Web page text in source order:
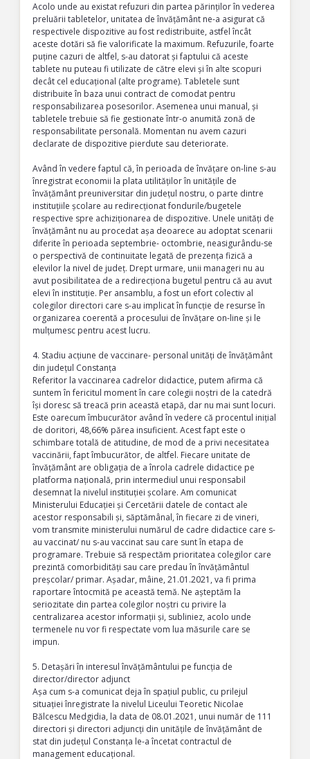
Acolo unde au existat refuzuri din partea părinților în vederea
preluării tabletelor, unitatea de învățământ ne-a asigurat că
respectivele dispozitive au fost redistribuite, astfel încât
aceste dotări să fie valorificate la maximum. Refuzurile, foarte
puține cazuri de altfel, s-au datorat și faptului că aceste
tablete nu puteau fi utilizate de către elevi și în alte scopuri
decât cel educațional (alte programe). Tabletele sunt
distribuite în baza unui contract de comodat pentru
responsabilizarea posesorilor. Asemenea unui manual, și
tabletele trebuie să fie gestionate într-o anumită zonă de
responsabilitate personală. Momentan nu avem cazuri
declarate de dispozitive pierdute sau deteriorate.
Având în vedere faptul că, în perioada de învățare on-line s-au
înregistrat economii la plata utilităților în unitățile de
învățământ preuniversitar din județul nostru, o parte dintre
instituțiile școlare au redirecționat fondurile/bugetele
respective spre achiziționarea de dispozitive. Unele unități de
învățământ nu au procedat așa deoarece au adoptat scenarii
diferite în perioada septembrie- octombrie, neasigurându-se
o perspectivă de continuitate legată de prezența fizică a
elevilor la nivel de județ. Drept urmare, unii manageri nu au
avut posibilitatea de a redirecționa bugetul pentru că au avut
elevi în instituție. Per ansamblu, a fost un efort colectiv al
colegilor directori care s-au implicat în funcție de resurse în
organizarea coerentă a procesului de învățare on-line și le
mulțumesc pentru acest lucru.
4. Stadiu acțiune de vaccinare- personal unități de învățământ
din județul Constanța
Referitor la vaccinarea cadrelor didactice, putem afirma că
suntem în fericitul moment în care colegii noștri de la catedră
își doresc să treacă prin această etapă, dar nu mai sunt locuri.
Este oarecum îmbucurător având în vedere că procentul inițial
de doritori, 48,66% părea insuficient. Acest fapt este o
schimbare totală de atitudine, de mod de a privi necesitatea
vaccinării, fapt îmbucurător, de altfel. Fiecare unitate de
învățământ are obligația de a înrola cadrele didactice pe
platforma națională, prin intermediul unui responsabil
desemnat la nivelul instituției școlare. Am comunicat
Ministerului Educației și Cercetării datele de contact ale
acestor responsabili și, săptămânal, în fiecare zi de vineri,
vom transmite ministerului numărul de cadre didactice care s-
au vaccinat/ nu s-au vaccinat sau care sunt în etapa de
programare. Trebuie să respectăm prioritatea colegilor care
prezintă comorbidități sau care predau în învățământul
preșcolar/ primar. Așadar, mâine, 21.01.2021, va fi prima
raportare întocmită pe această temă. Ne așteptăm la
seriozitate din partea colegilor noștri cu privire la
centralizarea acestor informații și, subliniez, acolo unde
termenele nu vor fi respectate vom lua măsurile care se
impun.
5. Detașări în interesul învățământului pe funcția de
director/director adjunct
Așa cum s-a comunicat deja în spațiul public, cu prilejul
situației înregistrate la nivelul Liceului Teoretic Nicolae
Bălcescu Medgidia, la data de 08.01.2021, unui număr de 111
directori și directori adjuncți din unitățile de învățământ de
stat din județul Constanța le-a încetat contractul de
management educațional.